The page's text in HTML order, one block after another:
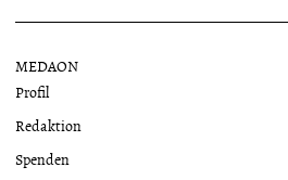
MEDAON
Profil
Redaktion
Spenden